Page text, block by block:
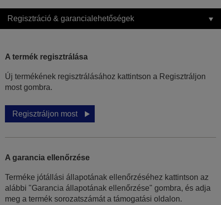
Regisztráció & garancialehetőségek
A termék regisztrálása
Új termékének regisztrálásához kattintson a Regisztráljon
most gombra.
Regisztráljon most
A garancia ellenőrzése
Terméke jótállási állapotának ellenőrzéséhez kattintson az
alábbi "Garancia állapotának ellenőrzése" gombra, és adja
meg a termék sorozatszámát a támogatási oldalon.